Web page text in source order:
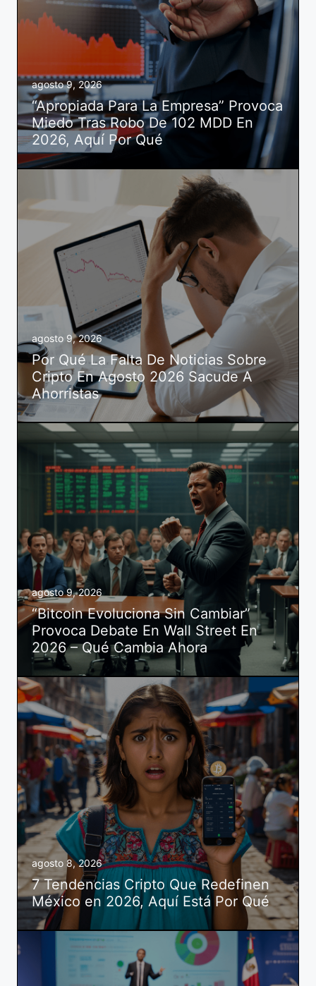
agosto 9, 2026
“Apropiada Para La Empresa” Provoca
Miedo Tras Robo De 102 MDD En
2026, Aquí Por Qué
agosto 9, 2026
Por Qué La Falta De Noticias Sobre
Cripto En Agosto 2026 Sacude A
Ahorristas
agosto 9, 2026
“Bitcoin Evoluciona Sin Cambiar”
Provoca Debate En Wall Street En
2026 – Qué Cambia Ahora
agosto 8, 2026
7 Tendencias Cripto Que Redefinen
México en 2026, Aquí Está Por Qué